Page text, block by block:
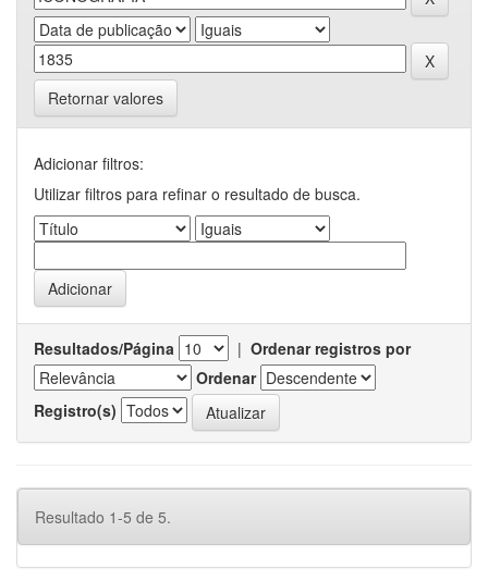
Retornar valores
Adicionar filtros:
Utilizar filtros para refinar o resultado de busca.
Resultados/Página | Ordenar registros por
Ordenar
Registro(s)
Resultado 1-5 de 5.